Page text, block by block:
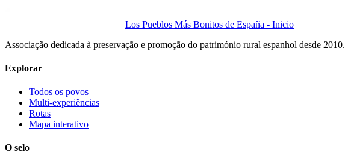
Los Pueblos Más Bonitos de España - Inicio
Associação dedicada à preservação e promoção do património rural espanhol desde 2010.
Explorar
Todos os povos
Multi-experiências
Rotas
Mapa interativo
O selo